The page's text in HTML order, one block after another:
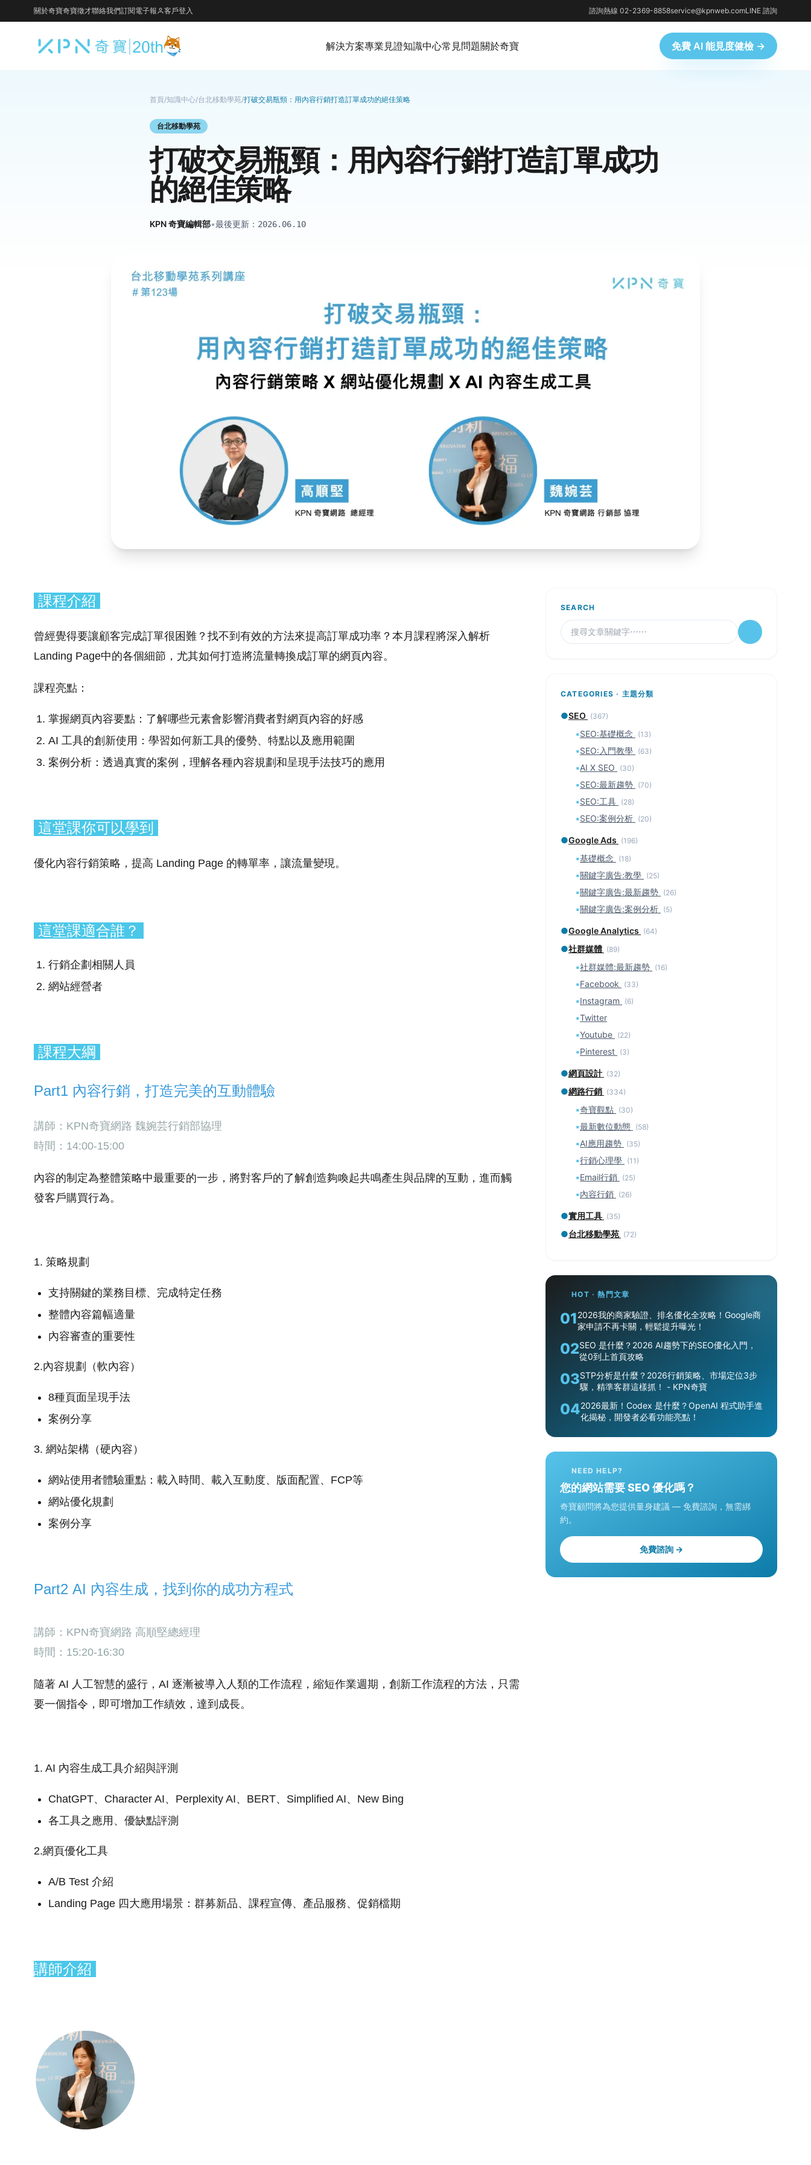
關於奇寶奇寶徵才聯絡我們訂閱電子報 客戶登入 諮詢熱線 02-2369-8858service@kpnweb.comLINE 諮詢
解決方案專業見證知識中心常見問題關於奇寶 免費 AI 能見度健檢 →
首頁/知識中心/台北移動學苑/打破交易瓶頸：用內容行銷打造訂單成功的絕佳策略
台北移動學苑
打破交易瓶頸：用內容行銷打造訂單成功
的絕佳策略
KPN 奇寶編輯部•最後更新： 2026.06.10
課程介紹
曾經覺得要讓顧客完成訂單很困難？找不到有效的方法來提高訂單成功率？本月課程將深入解析
Landing Page中的各個細節，尤其如何打造將流量轉換成訂單的網頁內容。
課程亮點：
掌握網頁內容要點：了解哪些元素會影響消費者對網頁內容的好感
AI 工具的創新使用：學習如何新工具的優勢、特點以及應用範圍
案例分析：透過真實的案例，理解各種內容規劃和呈現手法技巧的應用
這堂課你可以學到
優化內容行銷策略，提高 Landing Page 的轉單率，讓流量變現。
這堂課適合誰？
行銷企劃相關人員
網站經營者
課程大綱
Part1 內容行銷，打造完美的互動體驗
講師：KPN奇寶網路 魏婉芸行銷部協理
時間：14:00-15:00
內容的制定為整體策略中最重要的一步，將對客戶的了解創造夠喚起共鳴產生與品牌的互動，進而觸
發客戶購買行為。
1. 策略規劃
支持關鍵的業務目標、完成特定任務
整體內容篇幅適量
內容審查的重要性
2.內容規劃（軟內容）
8種頁面呈現手法
案例分享
3. 網站架構（硬內容）
網站使用者體驗重點：載入時間、載入互動度、版面配置、FCP等
網站優化規劃
案例分享
Part2 AI 內容生成，找到你的成功方程式
講師：KPN奇寶網路 高順堅總經理
時間：15:20-16:30
隨著 AI 人工智慧的盛行，AI 逐漸被導入人類的工作流程，縮短作業週期，創新工作流程的方法，只需
要一個指令，即可增加工作績效，達到成長。
1. AI 內容生成工具介紹與評測
ChatGPT、Character AI、Perplexity AI、BERT、Simplified AI、New Bing
各工具之應用、優缺點評測
2.網頁優化工具
A/B Test 介紹
Landing Page 四大應用場景：群募新品、課程宣傳、產品服務、促銷檔期
講師介紹
SEARCH
CATEGORIES · 主題分類
●SEO (367)
▪SEO:基礎概念 (13)
▪SEO:入門教學 (63)
▪AI X SEO (30)
▪SEO:最新趨勢 (70)
▪SEO:工具 (28)
▪SEO:案例分析 (20)
●Google Ads (196)
▪基礎概念 (18)
▪關鍵字廣告:教學 (25)
▪關鍵字廣告:最新趨勢 (26)
▪關鍵字廣告:案例分析 (5)
●Google Analytics (64)
●社群媒體 (89)
▪社群媒體:最新趨勢 (16)
▪Facebook (33)
▪Instagram (6)
▪Twitter
▪Youtube (22)
▪Pinterest (3)
●網頁設計 (32)
●網路行銷 (334)
▪奇寶觀點 (30)
▪最新數位動態 (58)
▪AI應用趨勢 (35)
▪行銷心理學 (11)
▪Email行銷 (25)
▪內容行銷 (26)
●實用工具 (35)
●台北移動學苑 (72)
HOT · 熱門文章
012026我的商家驗證、排名優化全攻略！Google商
家申請不再卡關，輕鬆提升曝光！
02SEO 是什麼？2026 AI趨勢下的SEO優化入門，
從0到上首頁攻略
03STP分析是什麼？2026行銷策略、市場定位3步
驟，精準客群這樣抓！ - KPN奇寶
042026最新！Codex 是什麼？OpenAI 程式助手進
化揭秘，開發者必看功能亮點！
NEED HELP?
您的網站需要 SEO 優化嗎？
奇寶顧問將為您提供量身建議 — 免費諮詢，無需綁
約。
免費諮詢 →